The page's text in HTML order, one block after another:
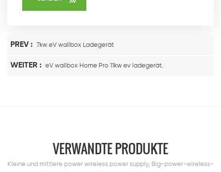
PREV : 7kw eV wallbox Ladegerät
WEITER : eV wallbox Home Pro 11kw ev ladegerät.
VERWANDTE PRODUKTE
Kleine und mittlere power wireless power supply, Big-power-wireless-